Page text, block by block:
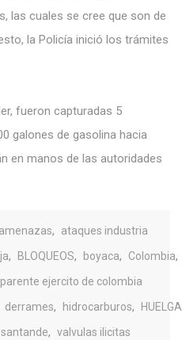
las cuales se cree que son de
la Policía inició los trámites
fueron capturadas 5
galones de gasolina hacia
en manos de las autoridades
amenazas,
ataques industria
, BLOQUEOS, boyaca, Colombia,
ejercito de colombia
derrames, hidrocarburos,
, valvulas ilicitas